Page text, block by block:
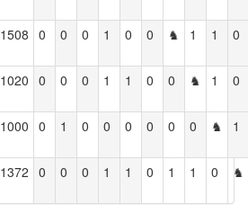
1508 0 0 0 1 0 0 ♞ 1 1 0
1020 0 0 0 1 1 0 0 ♞ 1 0
1000 0 1 0 0 0 0 0 0 ♞ 1
1372 0 0 0 1 1 0 1 1 0 ♞